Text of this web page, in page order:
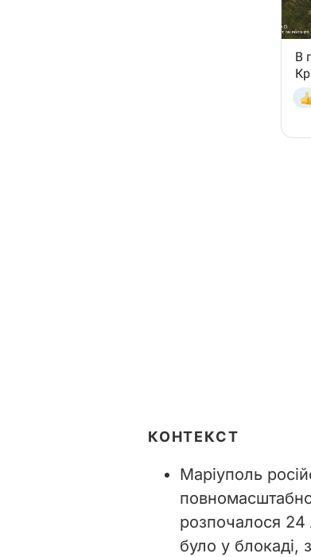
КОНТЕКСТ
Маріуполь
розпочалося 24
було у блокаді,